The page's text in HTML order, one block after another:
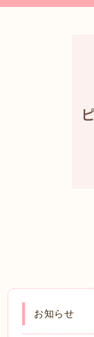
お知らせ